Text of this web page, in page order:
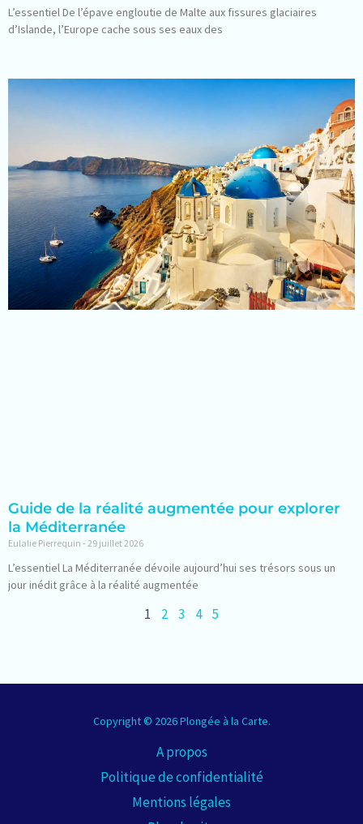
L’essentiel De l’épave engloutie de Malte aux fissures glaciaires
d’Islande, l’Europe cache sous ses eaux des
Guide de la réalité augmentée pour explorer
la Méditerranée
Eulalie Pierrequin 29 juillet 2026
L’essentiel La Méditerranée dévoile aujourd’hui ses trésors sous un
jour inédit grâce à la réalité augmentée
1 2 3 4 5
Copyright © 2026 Plongée à la Carte.
A propos
Politique de confidentialité
Mentions légales